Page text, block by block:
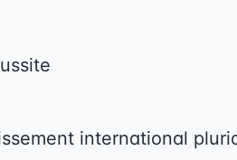
international